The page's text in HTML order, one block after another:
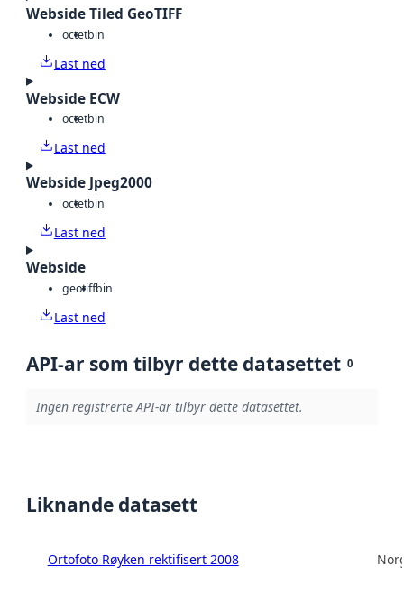
Webside Tiled GeoTIFF
octetbin
Last ned
Webside ECW
octetbin
Last ned
Webside Jpeg2000
octetbin
Last ned
Webside
geotiffbin
Last ned
API-ar som tilbyr dette datasettet 0
Ingen registrerte API-ar tilbyr dette datasettet.
Liknande datasett
Ortofoto Røyken rektifisert 2008